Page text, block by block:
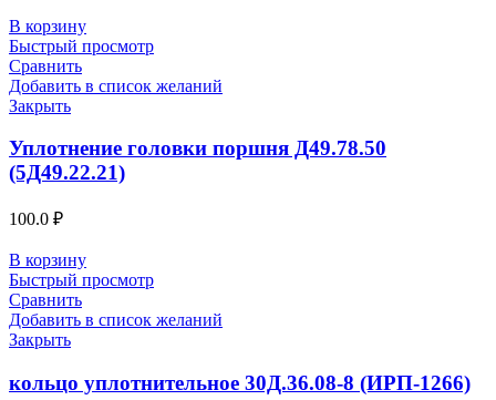
В корзину
Быстрый просмотр
Сравнить
Добавить в список желаний
Закрыть
Уплотнение головки поршня Д49.78.50
(5Д49.22.21)
100.0 ₽
В корзину
Быстрый просмотр
Сравнить
Добавить в список желаний
Закрыть
кольцо уплотнительное 30Д.36.08-8 (ИРП-1266)